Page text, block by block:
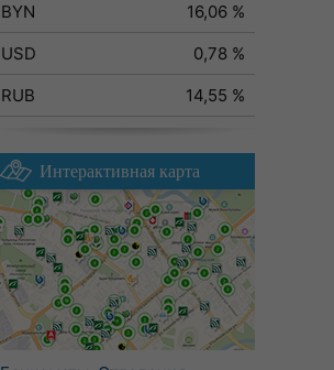
BYN
16,06 %
USD
0,78 %
RUB
14,55 %
Интерактивная карта